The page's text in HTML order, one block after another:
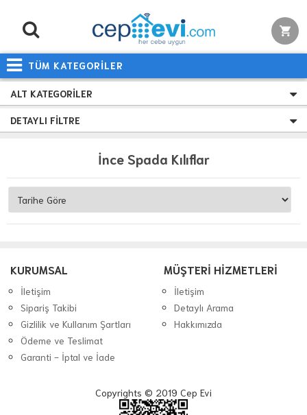
TÜM KATEGORİLER
ALT KATEGORILER
DETAYLI FILTRE
İnce Spada Kılıflar
KURUMSAL
İletişim
Sipariş Takibi
Gizlilik ve Kullanım Şartları
Ödeme ve Teslimat
Garanti - İptal ve İade
MÜŞTERİ HİZMETLERİ
İletişim
Detaylı Arama
Hakkımızda
Copyrights © 2019 Cep Evi